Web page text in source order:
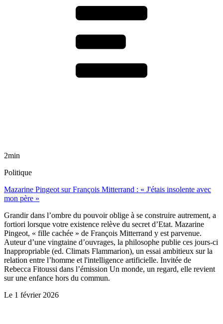
2min
Politique
Mazarine Pingeot sur François Mitterrand : « J'étais insolente avec
mon père »
Grandir dans l’ombre du pouvoir oblige à se construire autrement, a
fortiori lorsque votre existence relève du secret d’Etat. Mazarine
Pingeot, « fille cachée » de François Mitterrand y est parvenue.
Auteur d’une vingtaine d’ouvrages, la philosophe publie ces jours-ci
Inappropriable (ed. Climats Flammarion), un essai ambitieux sur la
relation entre l’homme et l'intelligence artificielle. Invitée de
Rebecca Fitoussi dans l’émission Un monde, un regard, elle revient
sur une enfance hors du commun.
Le 1 février 2026